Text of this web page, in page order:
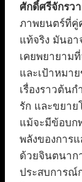
ศักดิ์ศรีจักรว
ภาพยนตร์ที่คู่
แท้จริง มันอา
เคยพยายาม
และเป้าหมา
เรื่องราวต้น
รัก และขยาย
แม้จะมีข้อบก
พลังของการ
ด้วยจินตนาก
ประสบการณ์